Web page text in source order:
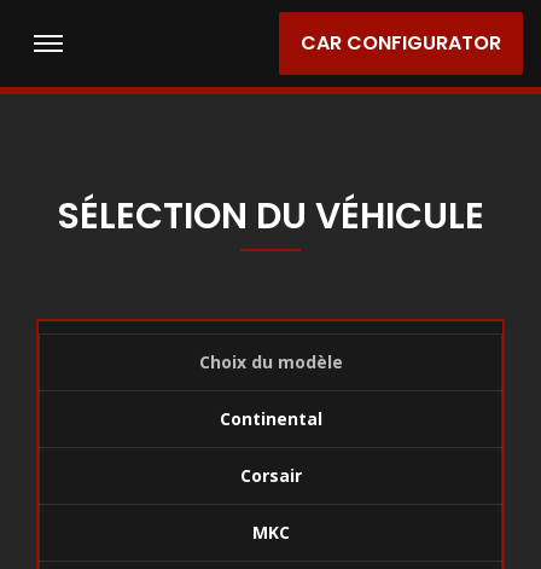
CAR CONFIGURATOR
SÉLECTION DU VÉHICULE
Choix du modèle
Continental
Corsair
MKC